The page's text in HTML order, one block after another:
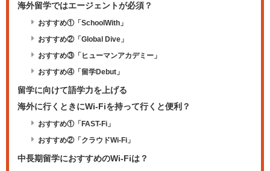
海外留学ではエージェントが必須？
おすすめ①「SchoolWith」
おすすめ②「Global Dive」
おすすめ③「ヒューマンアカデミー」
おすすめ④「留学Debut」
留学に向けて語学力を上げる
海外に行くときにWi-Fiを持って行くと便利？
おすすめ①「FAST-Fi」
おすすめ②「クラウドWi-Fi」
中長期留学におすすめのWi-Fiは？